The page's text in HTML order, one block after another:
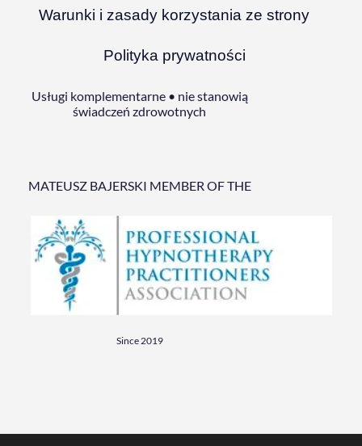
Warunki i zasady korzystania ze strony
Polityka prywatności
Usługi komplementarne • nie stanowią
świadczeń zdrowotnych
MATEUSZ BAJERSKI MEMBER OF THE
Since 2019